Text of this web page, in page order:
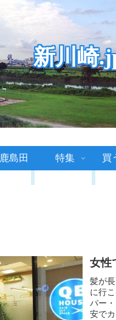
新川崎
島田 特集 買
女性
髪が
に行
パー
安で